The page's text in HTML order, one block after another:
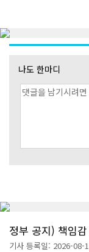
나도 한마디
정부 공지) 책임
기사 등록일: 2026-08-